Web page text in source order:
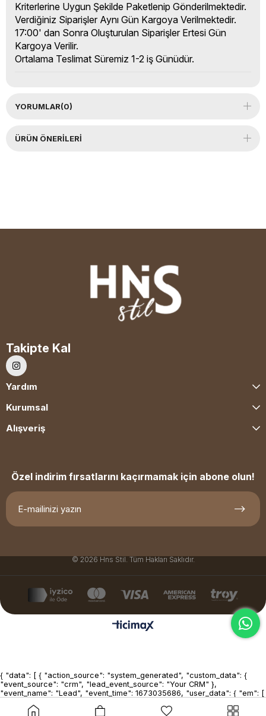
Kriterlerine Uygun Şekilde Paketlenip Gönderilmektedir.
Verdiğiniz Siparişler Aynı Gün Kargoya Verilmektedir.
17:00' dan Sonra Oluşturulan Siparişler Ertesi Gün
Kargoya Verilir.
Ortalama Teslimat Süremiz 1-2 iş Günüdür.
YORUMLAR(0)
ÜRÜN ÖNERILERI
Takipte Kal
Yardım
Kurumsal
Alışveriş
Özel indirim fırsatlarını kaçırmamak için abone olun!
© 2026 Hns Stil. Tüm Hakları Saklıdır.
{ "data": [ { "action_source": "system_generated", "custom_data": {
"event_source": "crm", "lead_event_source": "Your CRM" },
"event_name": "Lead", "event_time": 1673035686, "user_data": { "em": [
], "lead_id": 1234567890123456, "ph": [